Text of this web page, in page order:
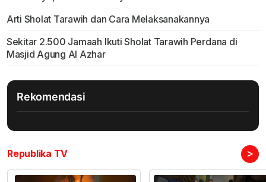
Arti Sholat Tarawih dan Cara Melaksanakannya
Sekitar 2.500 Jamaah Ikuti Sholat Tarawih Perdana di
Masjid Agung Al Azhar
Rekomendasi
Republika TV >